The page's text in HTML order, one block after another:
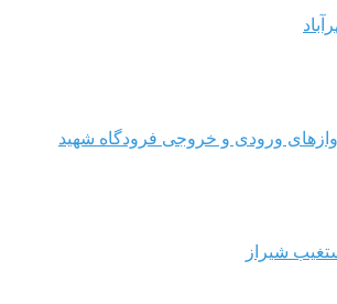
ورودی و خروجی فرودگاه شهید
شیراز